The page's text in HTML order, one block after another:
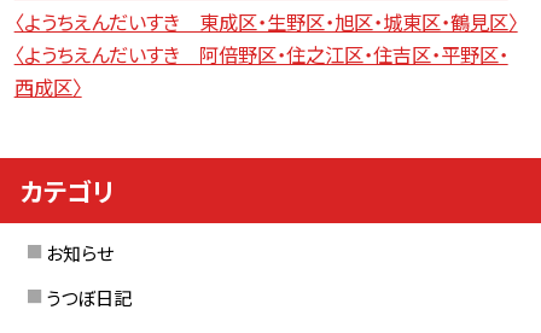
〈ようちえんだいすき 東成区・生野区・旭区・城東区・鶴見区〉
〈ようちえんだいすき 阿倍野区・住之江区・住吉区・平野区・
西成区〉
カテゴリ
お知らせ
うつぼ日記